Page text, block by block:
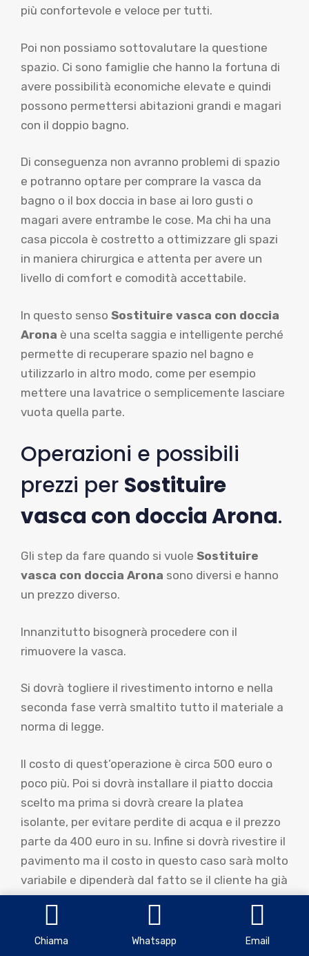
più confortevole e veloce per tutti.
Poi non possiamo sottovalutare la questione
spazio. Ci sono famiglie che hanno la fortuna di
avere possibilità economiche elevate e quindi
possono permettersi abitazioni grandi e magari
con il doppio bagno.
Di conseguenza non avranno problemi di spazio
e potranno optare per comprare la vasca da
bagno o il box doccia in base ai loro gusti o
magari avere entrambe le cose. Ma chi ha una
casa piccola è costretto a ottimizzare gli spazi
in maniera chirurgica e attenta per avere un
livello di comfort e comodità accettabile.
In questo senso Sostituire vasca con doccia
Arona è una scelta saggia e intelligente perché
permette di recuperare spazio nel bagno e
utilizzarlo in altro modo, come per esempio
mettere una lavatrice o semplicemente lasciare
vuota quella parte.
Operazioni e possibili
prezzi per Sostituire
vasca con doccia Arona.
Gli step da fare quando si vuole Sostituire
vasca con doccia Arona sono diversi e hanno
un prezzo diverso.
Innanzitutto bisognerà procedere con il
rimuovere la vasca.
Si dovrà togliere il rivestimento intorno e nella
seconda fase verrà smaltito tutto il materiale a
norma di legge.
Il costo di quest’operazione è circa 500 euro o
poco più. Poi si dovrà installare il piatto doccia
scelto ma prima si dovrà creare la platea
isolante, per evitare perdite di acqua e il prezzo
parte da 400 euro in su. Infine si dovrà rivestire il
pavimento ma il costo in questo caso sarà molto
variabile e dipenderà dal fatto se il cliente ha già
le piastrelle o le dovrà acquistare.
Chiama Whatsapp Email